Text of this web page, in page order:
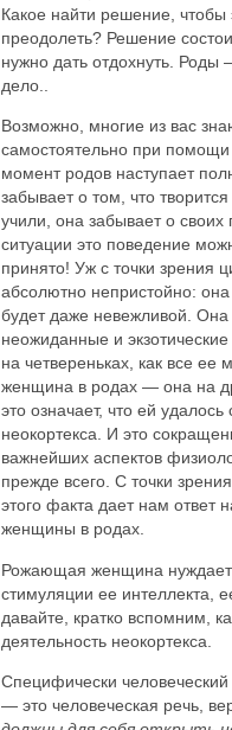
Какое найти решение, чтобы
преодолеть? Решение
нужно дать отдохнуть. Роды
дело..
Возможно, многие из вас
самостоятельно при помощи
момент родов наступает
забывает о том, что
учили, она забывает о своих
ситуации это поведение
принято! Уж с точки зрения
абсолютно непристойно:
будет даже невежливой.
неожиданные и
на четвереньках, как все
женщина в родах — она на
это означает, что ей
неокортекса. И это
важнейших аспектов
прежде всего. С точки
этого факта дает нам ответ
женщины в родах.
Рожающая женщина
стимуляции ее интеллекта,
давайте, кратко вспомним,
деятельность неокортекса.
Специфически
— это человеческая речь,